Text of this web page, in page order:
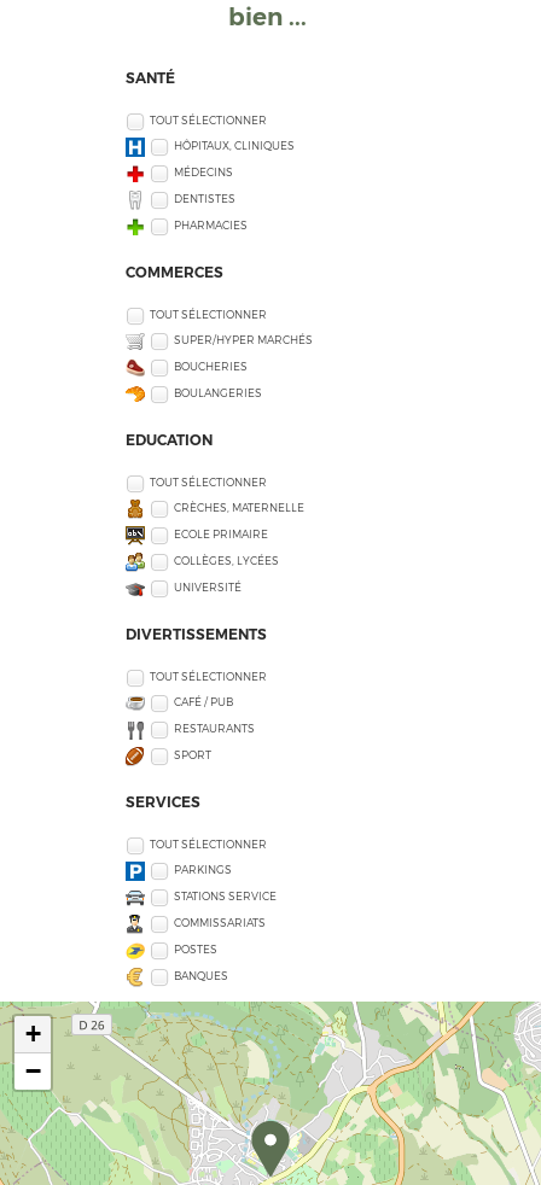
bien ...
SANTÉ
TOUT SÉLECTIONNER
HÔPITAUX, CLINIQUES
MÉDECINS
DENTISTES
PHARMACIES
COMMERCES
TOUT SÉLECTIONNER
SUPER/HYPER MARCHÉS
BOUCHERIES
BOULANGERIES
EDUCATION
TOUT SÉLECTIONNER
CRÈCHES, MATERNELLE
ECOLE PRIMAIRE
COLLÈGES, LYCÉES
UNIVERSITÉ
DIVERTISSEMENTS
TOUT SÉLECTIONNER
CAFÉ / PUB
RESTAURANTS
SPORT
SERVICES
TOUT SÉLECTIONNER
PARKINGS
STATIONS SERVICE
COMMISSARIATS
POSTES
BANQUES
+
−